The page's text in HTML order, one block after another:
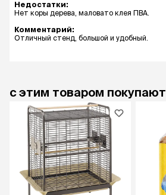
Недостатки:
Нет коры дерева, маловато клея ПВА.
Комментарий:
Отличный стенд, большой и удобный.
с этим товаром покупают